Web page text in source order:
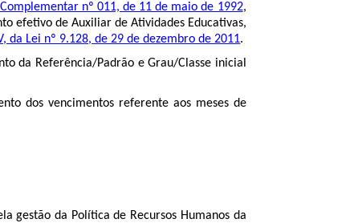
nº 011, de 11 de maio de 1992,
efetivo de Auxiliar de Atividades Educativas,
da Lei nº 9.128, de 29 de dezembro de 2011.
da Referência/Padrão e Grau/Classe inicial
dos vencimentos referente aos meses de
gestão da Política de Recursos Humanos da